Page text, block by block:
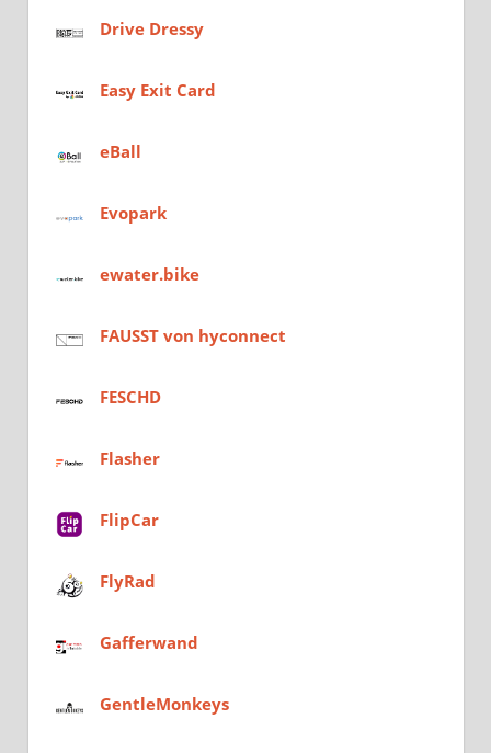
Drive Dressy
Easy Exit Card
eBall
Evopark
ewater.bike
FAUSST von hyconnect
FESCHD
Flasher
FlipCar
FlyRad
Gafferwand
GentleMonkeys